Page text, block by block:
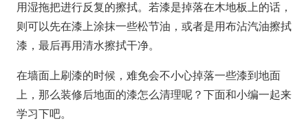
用湿拖把进行反复的擦拭。若漆是掉落在木地板上的话，
则可以先在漆上涂抹一些松节油，或者是用布沾汽油擦拭
漆，最后再用清水擦拭干净。
在墙面上刷漆的时候，难免会不小心掉落一些漆到地面
上，那么装修后地面的漆怎么清理呢？下面和小编一起来
学习下吧。